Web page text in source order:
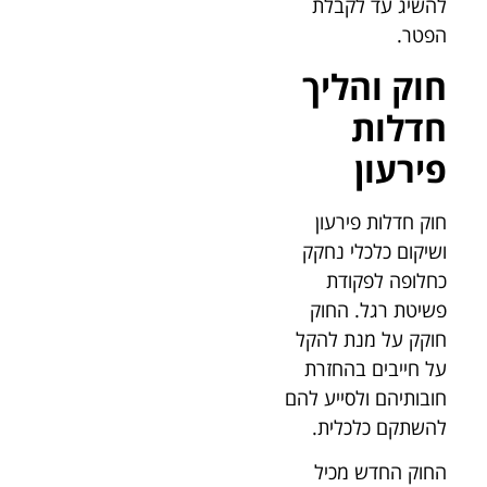
להשיג עד לקבלת
הפטר.
חוק והליך
חדלות
פירעון
חוק חדלות פירעון
ושיקום כלכלי נחקק
כחלופה לפקודת
פשיטת רגל. החוק
חוקק על מנת להקל
על חייבים בהחזרת
חובותיהם ולסייע להם
להשתקם כלכלית.
החוק החדש מכיל